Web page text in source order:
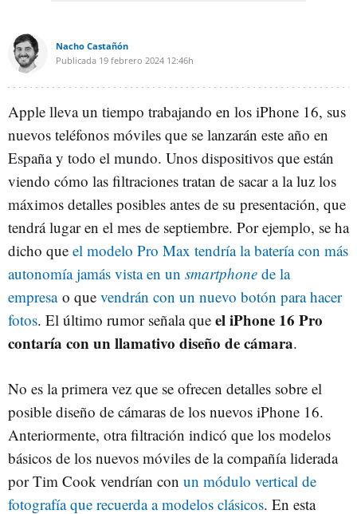
Nacho Castañón
Publicada 19 febrero 2024 12:46h
Apple lleva un tiempo trabajando en los iPhone 16, sus
nuevos teléfonos móviles que se lanzarán este año en
España y todo el mundo. Unos dispositivos que están
viendo cómo las filtraciones tratan de sacar a la luz los
máximos detalles posibles antes de su presentación, que
tendrá lugar en el mes de septiembre. Por ejemplo, se ha
dicho que el modelo Pro Max tendría la batería con más
autonomía jamás vista en un smartphone de la
empresao que vendrán con un nuevo botón para hacer
fotos. El último rumor señala que el iPhone 16 Pro
contaría con un llamativo diseño de cámara.
No es la primera vez que se ofrecen detalles sobre el
posible diseño de cámaras de los nuevos iPhone 16.
Anteriormente, otra filtración indicó que los modelos
básicos de los nuevos móviles de la compañía liderada
por Tim Cook vendrían con un módulo vertical de
fotografía que recuerda a modelos clásicos. En esta